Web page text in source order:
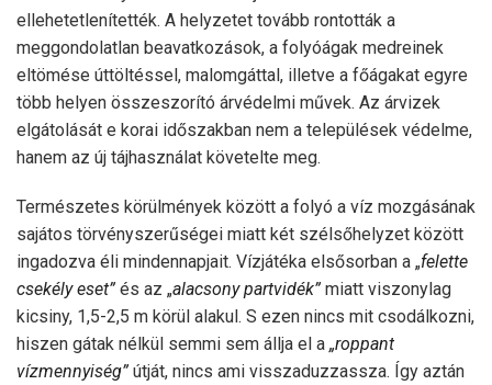
ellehetetlenítették. A helyzetet tovább rontották a
meggondolatlan beavatkozások, a folyóágak medreinek
eltömése úttöltéssel, malomgáttal, illetve a főágakat egyre
több helyen összeszorító árvédelmi művek. Az árvizek
elgátolását e korai időszakban nem a települések védelme,
hanem az új tájhasználat követelte meg.
Természetes körülmények között a folyó a víz mozgásának
sajátos törvényszerűségei miatt két szélsőhelyzet között
ingadozva éli mindennapjait. Vízjátéka elsősorban a „felette
csekély eset” és az „alacsony partvidék” miatt viszonylag
kicsiny, 1,5-2,5 m körül alakul. S ezen nincs mit csodálkozni,
hiszen gátak nélkül semmi sem állja el a „roppant
vízmennyiség” útját, nincs ami visszaduzzassza. Így aztán